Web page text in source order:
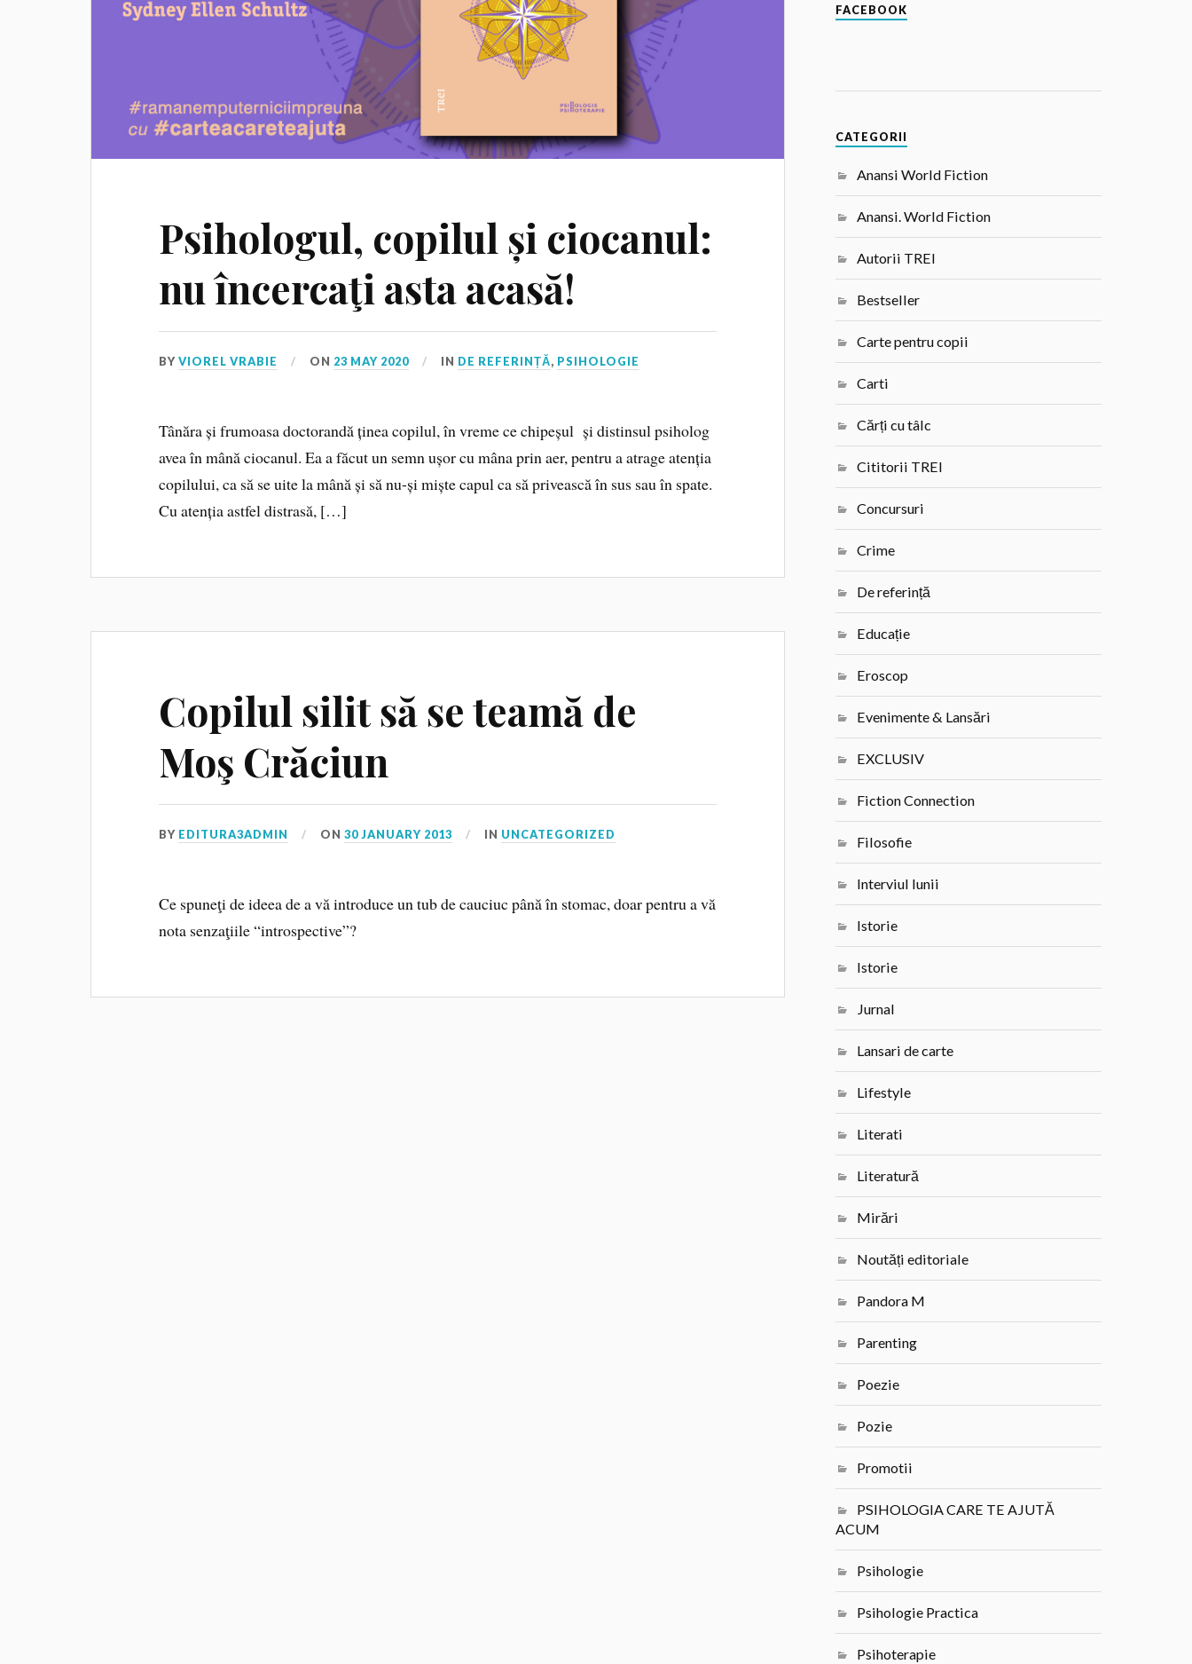
Psihologul, copilul și ciocanul:
nu încercaţi asta acasă!
BYVIOREL VRABIE ON 23 MAY 2020 IN DE REFERINȚĂ, PSIHOLOGIE
Tânăra și frumoasa doctorandă ținea copilul, în vreme ce chipeșul și distinsul psiholog
avea în mână ciocanul. Ea a făcut un semn ușor cu mâna prin aer, pentru a atrage atenția
copilului, ca să se uite la mână și să nu-și miște capul ca să privească în sus sau în spate.
Cu atenția astfel distrasă, […]
Copilul silit să se teamă de
Moş Crăciun
BY EDITURA3ADMIN ON30 JANUARY 2013 IN UNCATEGORIZED
Ce spuneţi de ideea de a vă introduce un tub de cauciuc până în stomac, doar pentru a vă
nota senzaţiile “introspective”?
FACEBOOK
CATEGORII
Anansi World Fiction
Anansi. World Fiction
Autorii TREI
Bestseller
Carte pentru copii
Carti
Cărți cu tâlc
Cititorii TREI
Concursuri
Crime
De referință
Educație
Eroscop
Evenimente & Lansări
EXCLUSIV
Fiction Connection
Filosofie
Interviul lunii
Istorie
Istorie
Jurnal
Lansari de carte
Lifestyle
Literati
Literatură
Mirări
Noutăți editoriale
Pandora M
Parenting
Poezie
Pozie
Promotii
PSIHOLOGIA CARE TE AJUTĂ
ACUM
Psihologie
Psihologie Practica
Psihoterapie